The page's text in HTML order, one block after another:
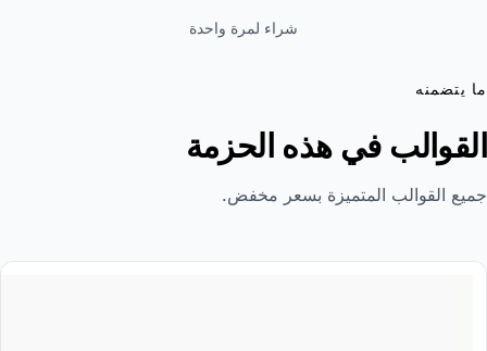
شراء لمرة واحدة
ما يتضمنه
القوالب في هذه الحزمة
جميع القوالب المتميزة بسعر مخفض.